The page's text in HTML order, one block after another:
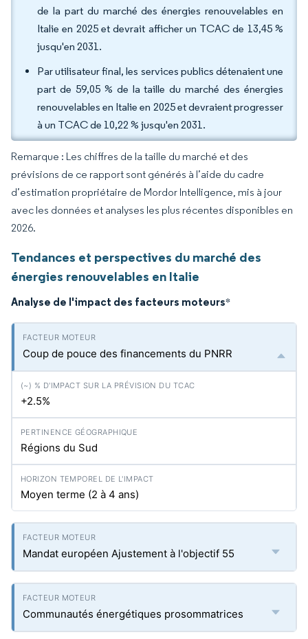
de la part du marché des énergies renouvelables en
Italie en 2025 et devrait afficher un TCAC de 13,45 %
jusqu'en 2031.
Par utilisateur final, les services publics détenaient une
part de 59,05 % de la taille du marché des énergies
renouvelables en Italie en 2025 et devraient progresser
à un TCAC de 10,22 % jusqu'en 2031.
Remarque : Les chiffres de la taille du marché et des
prévisions de ce rapport sont générés à l’aide du cadre
d’estimation propriétaire de Mordor Intelligence, mis à jour
avec les données et analyses les plus récentes disponibles en
2026.
Tendances et perspectives du marché des
énergies renouvelables en Italie
Analyse de l'impact des facteurs moteurs*
Coup de pouce des financements du PNRR
+2.5%
Régions du Sud
Moyen terme (2 à 4 ans)
Mandat européen Ajustement à l'objectif 55
Communautés énergétiques prosommatrices